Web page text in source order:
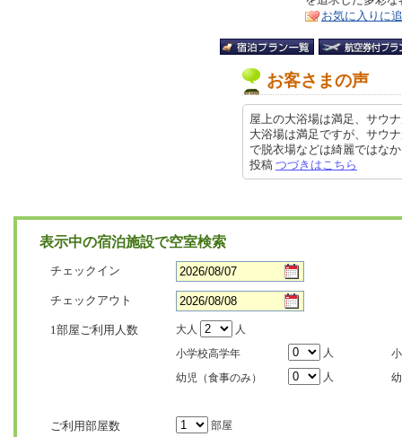
ア
徴
お気に入りに
お客さまの声
屋上の大浴場は満足、サウ
大浴場は満足ですが、サウ
で脱衣場などは綺麗ではな
投稿 つづきはこちら
表示中の宿泊施設で空室検索
チェックイン
チェックアウト
1部屋ご利用人数 大人
人
小学校高学年
人
幼児（食事のみ）
人
ご利用部屋数 部屋